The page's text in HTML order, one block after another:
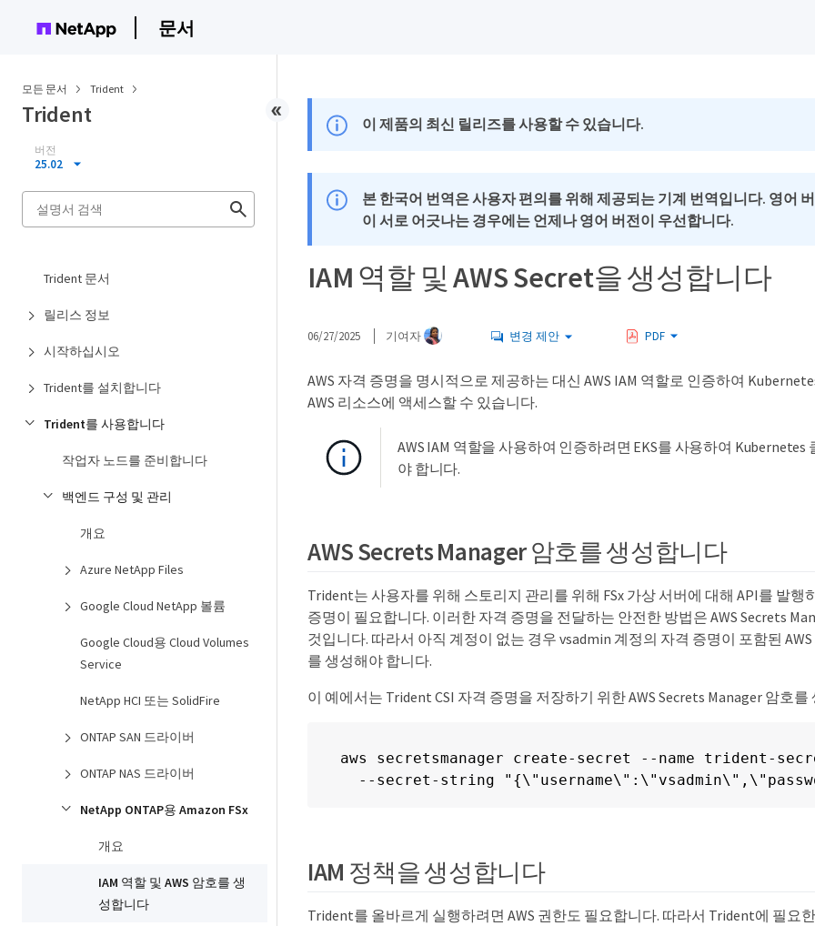
문서
모든 문서 Trident
Trident
버전
25.02
Trident 문서
릴리스 정보
시작하십시오
Trident를 설치합니다
Trident를 사용합니다
작업자 노드를 준비합니다
백엔드 구성 및 관리
개요
Azure NetApp Files
Google Cloud NetApp 볼륨
Google Cloud용 Cloud Volumes
Service
NetApp HCI 또는 SolidFire
ONTAP SAN 드라이버
ONTAP NAS 드라이버
NetApp ONTAP용 Amazon FSx
개요
IAM 역할 및 AWS 암호를 생
성합니다
이 제품의 최신 릴리즈를 사용할 수 있습니다.
본 한국어 번역은 사용자 편의를 위해 제공되는 기계 번역입니다. 영어
이 서로 어긋나는 경우에는 언제나 영어 버전이 우선합니다.
IAM 역할 및 AWS Secret을 생성합니다
06/27/2025 기여자 변경 제안 PDF
AWS 자격 증명을 명시적으로 제공하는 대신 AWS IAM 역할로 인증하여
AWS 리소스에 액세스할 수 있습니다.
AWS IAM 역할을 사용하여 인증하려면 EKS를 사용하여 Kubernetes
야 합니다.
AWS Secrets Manager 암호를 생성합니다
Trident는 사용자를 위해 스토리지 관리를 위해 FSx 가상 서버에 대해 API를 발행
증명이 필요합니다. 이러한 자격 증명을 전달하는 안전한 방법은 AWS Secrets
것입니다. 따라서 아직 계정이 없는 경우 vsadmin 계정의 자격 증명이 포함된
를 생성해야 합니다.
이 예에서는 Trident CSI 자격 증명을 저장하기 위한 AWS Secrets Manager 암호를
aws secretsmanager create-secret --name trident-
--secret-string
IAM 정책을 생성합니다
Trident를 올바르게 실행하려면 AWS 권한도 필요합니다. 따라서 Trident에 필요